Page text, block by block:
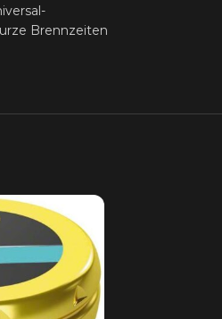
Brennzeiten